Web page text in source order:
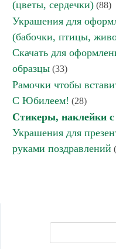
(цветы, сердечки) (88)
Украшения для
(бабочки, птицы,
Скачать для
образцы (33)
Рамочки чтобы
С Юбилеем! (28)
Стикеры, наклейки
Украшения для
руками поздравлений